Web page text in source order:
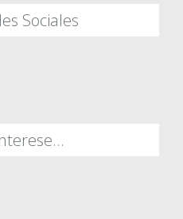
Sociales